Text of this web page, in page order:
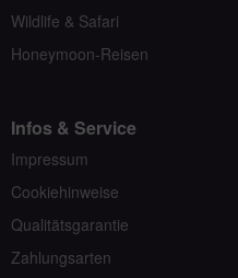
Wildlife & Safari
Honeymoon-Reisen
Infos & Service
Impressum
Cookiehinweise
Qualitätsgarantie
Zahlungsarten